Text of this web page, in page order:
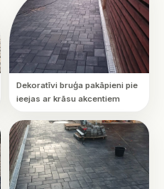
Dekoratīvi bruģa pakāpieni pie
ieejas ar krāsu akcentiem